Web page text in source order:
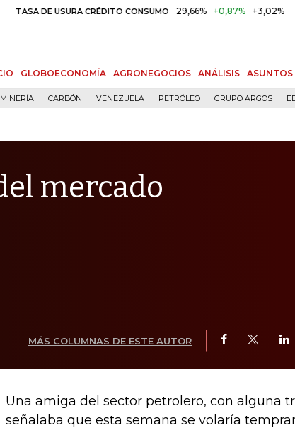
DE USURA CRÉDITO CONSUMO 29,66% +0,87% +3,02% DTF
GLOBOECONOMÍA AGRONEGOCIOS ANÁLISIS ASUNTOS
MINERÍA CARBÓN VENEZUELA PETRÓLEO GRUPO ARGOS
mercado
MÁS COLUMNAS DE ESTE AUTOR
Una amiga del sector petrolero, con alguna
señalaba que esta semana se volaría